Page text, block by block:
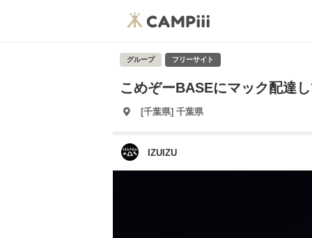
グループ フリーサイト
こめぞーBASEにマック配達
[千葉県] 千葉県
IZUIZU